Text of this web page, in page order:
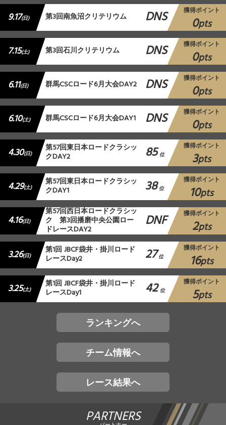
9.17(日) 第3回南魚沼クリテリウム DNS 獲得ポイント
0pts
7.15(土) 第3回石川クリテリウム DNS 獲得ポイント
0pts
6.11(日) 群馬CSCロード6月大会DAY2 DNS 獲得ポイント
0pts
6.10(土) 群馬CSCロード6月大会DAY1 DNS 獲得ポイント
0pts
4.30(日) 第57回東日本ロードクラシッ
クDAY2 85 位
獲得ポイント
3pts
4.29(土) 第57回東日本ロードクラシッ
クDAY1 38 位
獲得ポイント
10pts
4.16(日)
第57回西日本ロードクラシッ
ク 第3回播磨中央公園ロー
ドレースDAY2 DNF 獲得ポイント
2pts
3.26(日) 第1回 JBCF袋井・掛川ロード
レースDay2 27 位
獲得ポイント
16pts
3.25(土) 第1回 JBCF袋井・掛川ロード
レースDay1 42 位
獲得ポイント
5pts
ランキングへ
チーム情報へ
レース結果へ
PARTNERS